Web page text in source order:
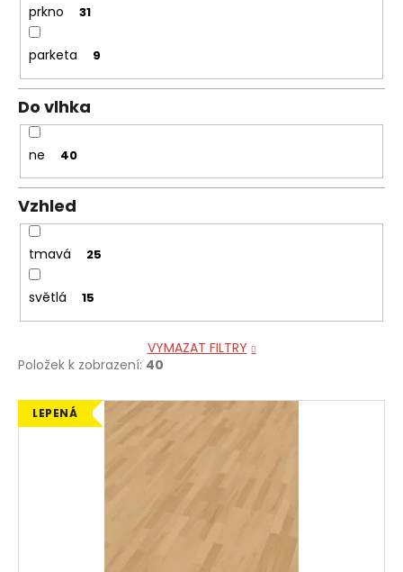
prkno 31
parketa 9
Do vlhka
ne 40
Vzhled
tmavá 25
světlá 15
VYMAZAT FILTRY
Položek k zobrazení: 40
V
ý
LEPENÁ